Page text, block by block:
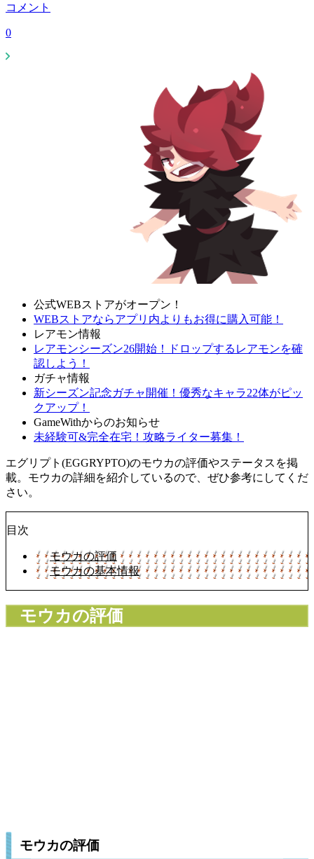
コメント
0
公式WEBストアがオープン！
WEBストアならアプリ内よりもお得に購入可能！
レアモン情報
レアモンシーズン26開始！ドロップするレアモンを確
認しよう！
ガチャ情報
新シーズン記念ガチャ開催！優秀なキャラ22体がピッ
クアップ！
GameWithからのお知らせ
未経験可&完全在宅！攻略ライター募集！
エグリプト(EGGRYPTO)のモウカの評価やステータスを掲
載。モウカの詳細を紹介しているので、ぜひ参考にしてくだ
さい。
目次
モウカの評価
モウカの基本情報
モウカの評価
モウカの評価